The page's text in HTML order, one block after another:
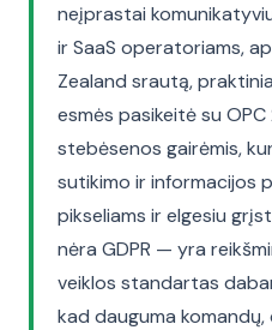
neįprastai
ir SaaS operatoriams,
Zealand srautą,
esmės pasikeitė su
stebėsenos gairėmis,
sutikimo ir informacijos
pikseliams ir elgesiu
nėra GDPR — yra
veiklos standartas
kad dauguma